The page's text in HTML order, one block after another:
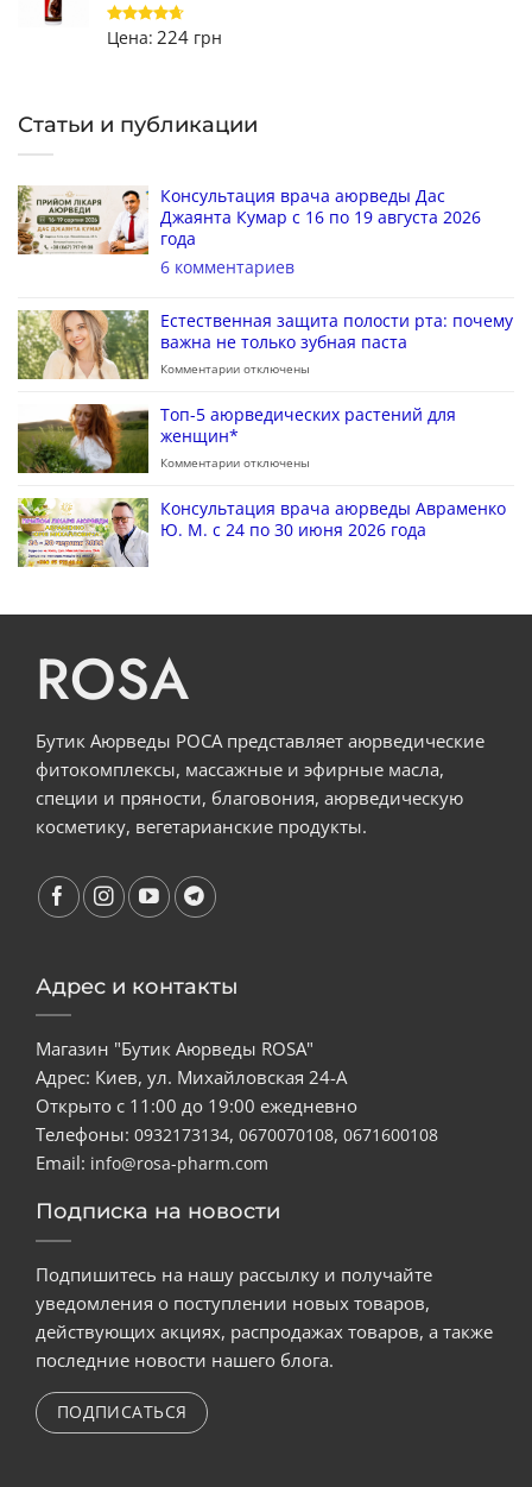
Оценка
4.67
Цена: 224 грн
Статьи и публикации
Консультация врача аюрведы Дас
Джаянта Кумар с 16 по 19 августа 2026
года
6 комментариев
Естественная защита полости рта: почему
важна не только зубная паста
Комментарии отключены
Топ-5 аюрведических растений для
женщин*
Комментарии отключены
Консультация врача аюрведы Авраменко
Ю. М. с 24 по 30 июня 2026 года
ROSA
Бутик Аюрведы РОСА представляет аюрведические
фитокомплексы, массажные и эфирные масла,
специи и пряности, благовония, аюрведическую
косметику, вегетарианские продукты.
Адрес и контакты
Магазин "Бутик Аюрведы ROSA"
Адрес: Киев, ул. Михайловская 24-А
Открыто с 11:00 до 19:00 ежедневно
Телефоны: 0932173134, 0670070108, 0671600108
Email: info@rosa-pharm.com
Подписка на новости
Подпишитесь на нашу рассылку и получайте
уведомления о поступлении новых товаров,
действующих акциях, распродажах товаров, а также
последние новости нашего блога.
ПОДПИСАТЬСЯ